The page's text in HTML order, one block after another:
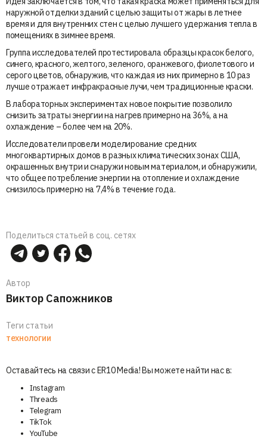
наружной отделки зданий с целью защиты от жары в летнее
время и для внутренних стен с целью лучшего удержания тепла в
помещениях в зимнее время.
Группа исследователей протестировала образцы красок белого,
синего, красного, желтого, зеленого, оранжевого, фиолетового и
серого цветов, обнаружив, что каждая из них примерно в 10 раз
лучше отражает инфракрасные лучи, чем традиционные краски.
В лабораторных экспериментах новое покрытие позволило
снизить затраты энергии на нагрев примерно на 36%, а на
охлаждение – более чем на 20%.
Исследователи провели моделирование средних
многоквартирных домов в разных климатических зонах США,
окрашенных внутри и снаружи новым материалом, и обнаружили,
что общее потребление энергии на отопление и охлаждение
снизилось примерно на 7,4% в течение года.
Поделиться статьей в соц. сетях
Автор
Виктор Сапожников
Теги статьи
технологии
Оставайтесь на связи с ER10 Media! Вы можете найти нас в:
Instagram
Threads
Telegram
TikTok
YouTube